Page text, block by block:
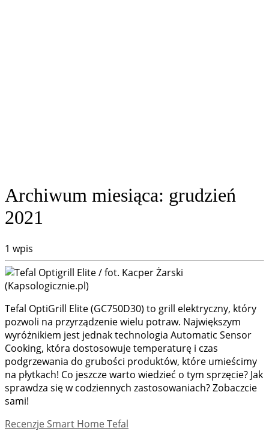
Archiwum miesiąca: grudzień
2021
1 wpis
Tefal OptiGrill Elite (GC750D30) to grill elektryczny, który
pozwoli na przyrządzenie wielu potraw. Największym
wyróżnikiem jest jednak technologia Automatic Sensor
Cooking, która dostosowuje temperaturę i czas
podgrzewania do grubości produktów, które umieścimy
na płytkach! Co jeszcze warto wiedzieć o tym sprzęcie? Jak
sprawdza się w codziennych zastosowaniach? Zobaczcie
sami!
Recenzje Smart Home Tefal